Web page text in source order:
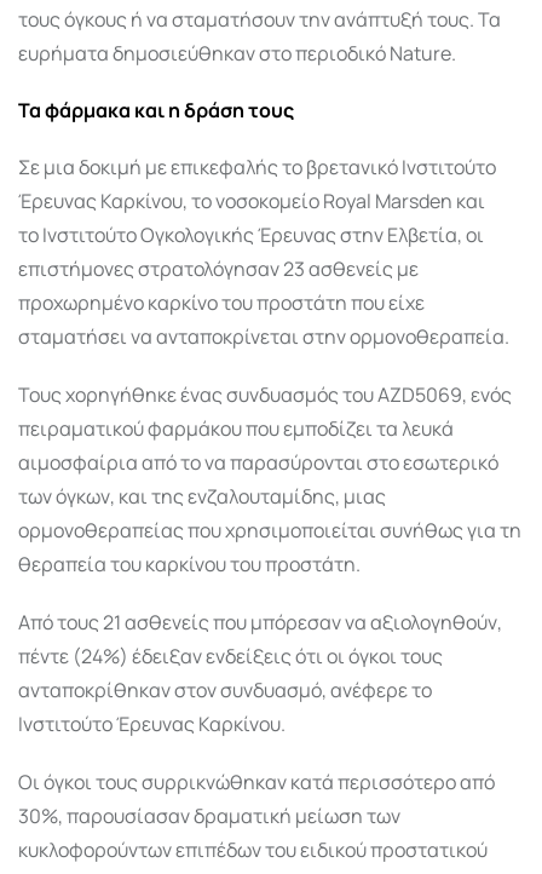
τους όγκους ή να σταματήσουν την ανάπτυξή τους. Τα
ευρήματα δημοσιεύθηκαν στο περιοδικό Nature.
Τα φάρμακα και η δράση τους
Σε μια δοκιμή με επικεφαλής το βρετανικό Ινστιτούτο
Έρευνας Καρκίνου, το νοσοκομείο Royal Marsden και
το Ινστιτούτο Ογκολογικής Έρευνας στην Ελβετία, οι
επιστήμονες στρατολόγησαν 23 ασθενείς με
προχωρημένο καρκίνο του προστάτη που είχε
σταματήσει να ανταποκρίνεται στην ορμονοθεραπεία.
Τους χορηγήθηκε ένας συνδυασμός του AZD5069, ενός
πειραματικού φαρμάκου που εμποδίζει τα λευκά
αιμοσφαίρια από το να παρασύρονται στο εσωτερικό
των όγκων, και της ενζαλουταμίδης, μιας
ορμονοθεραπείας που χρησιμοποιείται συνήθως για τη
θεραπεία του καρκίνου του προστάτη.
Από τους 21 ασθενείς που μπόρεσαν να αξιολογηθούν,
πέντε (24%) έδειξαν ενδείξεις ότι οι όγκοι τους
ανταποκρίθηκαν στον συνδυασμό, ανέφερε το
Ινστιτούτο Έρευνας Καρκίνου.
Οι όγκοι τους συρρικνώθηκαν κατά περισσότερο από
30%, παρουσίασαν δραματική μείωση των
κυκλοφορούντων επιπέδων του ειδικού προστατικού